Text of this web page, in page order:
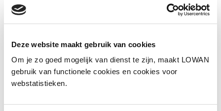
Deze website maakt gebruik van cookies
Om je zo goed mogelijk van dienst te zijn, maakt LOWAN
gebruik van functionele cookies en cookies voor
webstatistieken.
Informatie
Auteur(s): Save the Children en War Child in
samenwerking met de CED-Groep
Jaar van uitgave: 2026